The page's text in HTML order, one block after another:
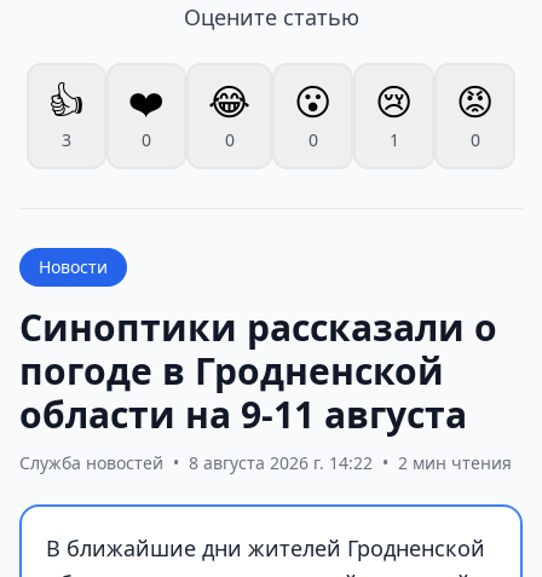
Оцените статью
👍
3
❤️
0
😂
0
😮
0
😢
1
😡
0
Новости
Синоптики рассказали о
погоде в Гродненской
области на 9-11 августа
Служба новостей • 8 августа 2026 г. 14:22 • 2 мин чтения
В ближайшие дни жителей Гродненской